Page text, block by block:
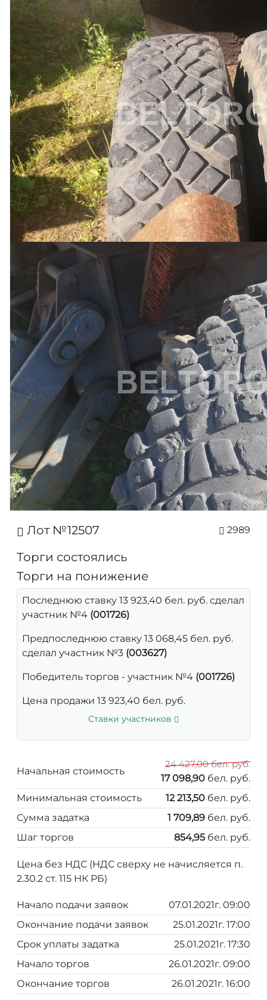
Лот №12507 2989
Торги состоялись
Торги на понижение
Последнюю ставку 13 923,40 бел. руб. сделал
участник №4 (001726)
Предпоследнюю ставку 13 068,45 бел. руб.
сделал участник №3 (003627)
Победитель торгов - участник №4 (001726)
Цена продажи 13 923,40 бел. руб.
Ставки участников
Начальная стоимость
24 427,00 бел. руб.
17 098,90 бел. руб.
Минимальная стоимость
12 213,50 бел. руб.
Сумма задатка
1 709,89 бел. руб.
Шаг торгов
854,95 бел. руб.
Цена без НДС (НДС сверху не начисляется п.
2.30.2 ст. 115 НК РБ)
Начало подачи заявок
07.01.2021г. 09:00
Окончание подачи заявок
25.01.2021г. 17:00
Срок уплаты задатка
25.01.2021г. 17:30
Начало торгов
26.01.2021г. 09:00
Окончание торгов
26.01.2021г. 16:00